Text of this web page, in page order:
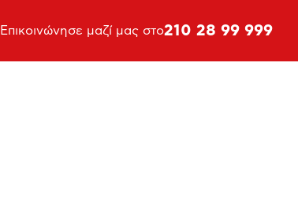
Επικοινώνησε μαζί μας στο210 28 99 999